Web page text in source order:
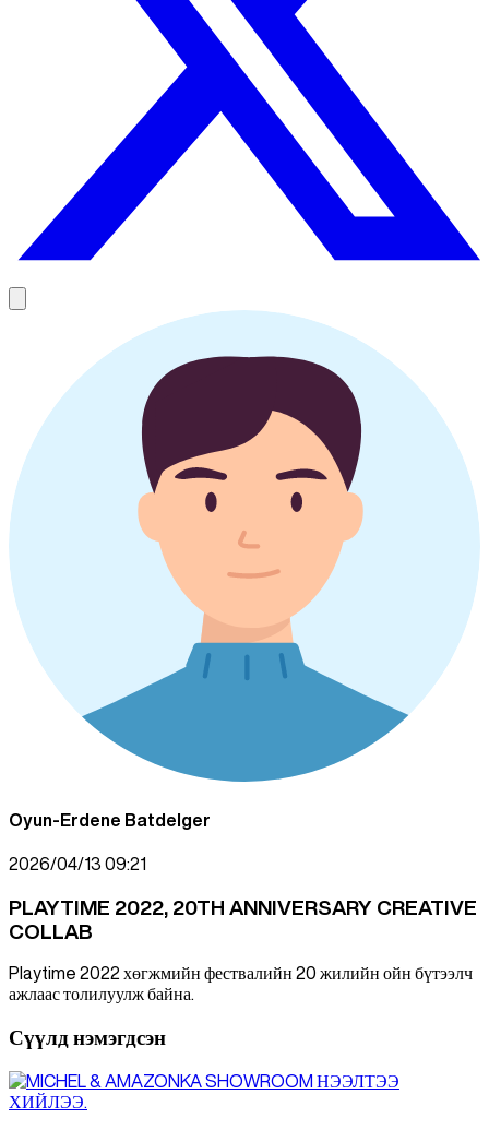
Oyun-Erdene Batdelger
2026/04/13 09:21
PLAYTIME 2022, 20TH ANNIVERSARY CREATIVE
COLLAB
Playtime 2022 хөгжмийн фествалийн 20 жилийн ойн бүтээлч
ажлаас толилуулж байна.
Сүүлд нэмэгдсэн